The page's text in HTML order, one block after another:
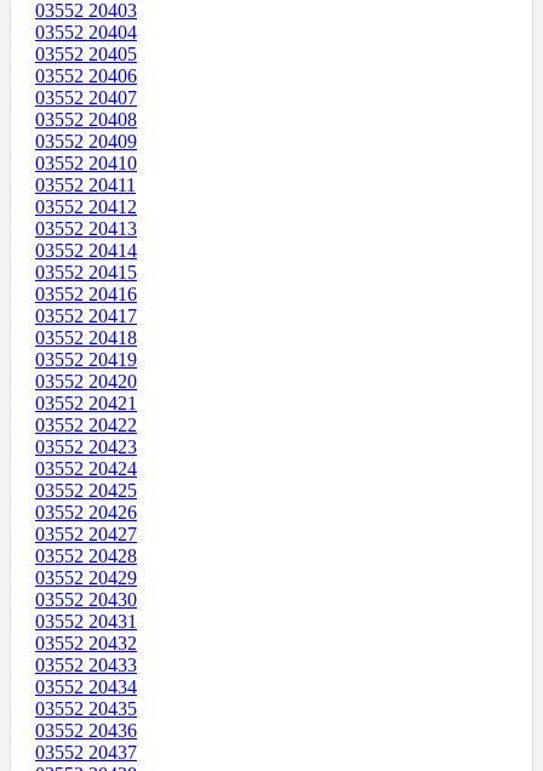
03552 20403
03552 20404
03552 20405
03552 20406
03552 20407
03552 20408
03552 20409
03552 20410
03552 20411
03552 20412
03552 20413
03552 20414
03552 20415
03552 20416
03552 20417
03552 20418
03552 20419
03552 20420
03552 20421
03552 20422
03552 20423
03552 20424
03552 20425
03552 20426
03552 20427
03552 20428
03552 20429
03552 20430
03552 20431
03552 20432
03552 20433
03552 20434
03552 20435
03552 20436
03552 20437